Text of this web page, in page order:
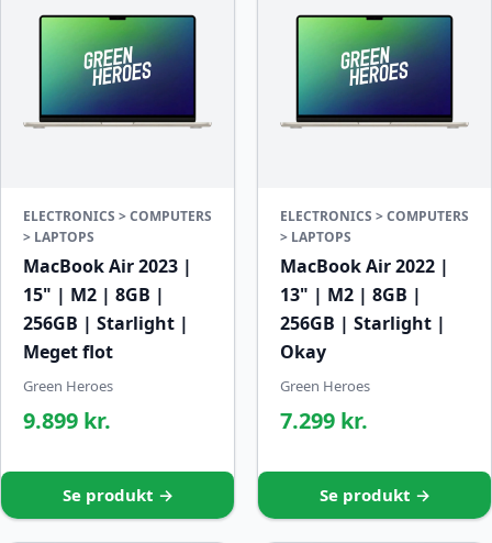
ELECTRONICS > COMPUTERS
> LAPTOPS
MacBook Air 2023 |
15" | M2 | 8GB |
256GB | Starlight |
Meget flot
Green Heroes
9.899 kr.
Se produkt →
ELECTRONICS > COMPUTERS
> LAPTOPS
MacBook Air 2022 |
13" | M2 | 8GB |
256GB | Starlight |
Okay
Green Heroes
7.299 kr.
Se produkt →